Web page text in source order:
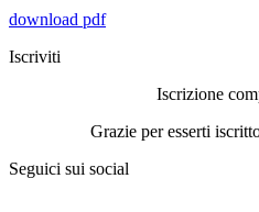
download pdf
Iscriviti
Iscrizione
Grazie per esserti
Seguici sui social